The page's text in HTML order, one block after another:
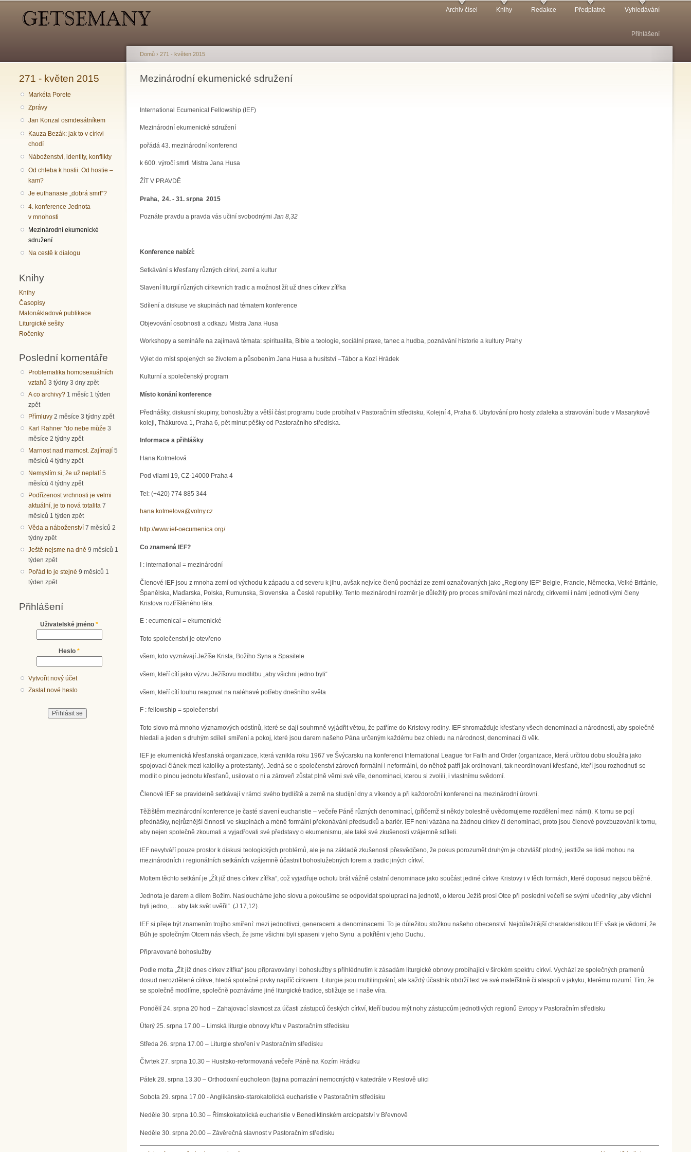
Archiv čísel Knihy Redakce Předplatné Vyhledávání
Přihlášení
271 - květen 2015
Markéta Porete
Zprávy
Jan Konzal osmdesátníkem
Kauza Bezák: jak to v církvi
chodí
Náboženství, identity, konflikty
Od chleba k hostii. Od hostie –
kam?
Je euthanasie „dobrá smrt“?
4. konference Jednota
v mnohosti
Mezinárodní ekumenické
sdružení
Na cestě k dialogu
Knihy
Knihy
Časopisy
Malonákladové publikace
Liturgické sešity
Ročenky
Poslední komentáře
Problematika homosexuálních
vztahů 3 týdny 3 dny zpět
A co archivy? 1 měsíc 1 týden
zpět
Přímluvy 2 měsíce 3 týdny zpět
Karl Rahner "do nebe může 3
měsíce 2 týdny zpět
Marnost nad marnost. Zajímají 5
měsíců 4 týdny zpět
Nemyslím si, že už neplatí 5
měsíců 4 týdny zpět
Podřízenost vrchnosti je velmi
aktuální, je to nová totalita 7
měsíců 1 týden zpět
Věda a náboženství 7 měsíců 2
týdny zpět
Ještě nejsme na dně 9 měsíců 1
týden zpět
Pořád to je stejné 9 měsíců 1
týden zpět
Přihlášení
Uživatelské jméno *
Heslo *
Vytvořit nový účet
Zaslat nové heslo
Jste zde
Domů › 271 - květen 2015
Mezinárodní ekumenické sdružení
International Ecumenical Fellowship (IEF)
Mezinárodní ekumenické sdružení
pořádá 43. mezinárodní konferenci
k 600. výročí smrti Mistra Jana Husa
ŽÍT V PRAVDĚ
Praha, 24. - 31. srpna 2015
Poznáte pravdu a pravda vás učiní svobodnými Jan 8,32
Konference nabízí:
Setkávání s křesťany různých církví, zemí a kultur
Slavení liturgií různých církevních tradic a možnost žít už dnes církev zítřka
Sdílení a diskuse ve skupinách nad tématem konference
Objevování osobnosti a odkazu Mistra Jana Husa
Workshopy a semináře na zajímavá témata: spiritualita, Bible a teologie, sociální praxe, tanec a hudba, poznávání historie a kultury Prahy
Výlet do míst spojených se životem a působením Jana Husa a husitství –Tábor a Kozí Hrádek
Kulturní a společenský program
Místo konání konference
Přednášky, diskusní skupiny, bohoslužby a větší část programu bude probíhat v Pastoračním středisku, Kolejní 4, Praha 6. Ubytování pro hosty zdaleka a stravování bude v Masarykově
koleji, Thákurova 1, Praha 6, pět minut pěšky od Pastoračního střediska.
Informace a přihlášky
Hana Kotmelová
Pod vilami 19, CZ-14000 Praha 4
Tel: (+420) 774 885 344
hana.kotmelova@volny.cz
http://www.ief-oecumenica.org/
Co znamená IEF?
I : international = mezinárodní
Členové IEF jsou z mnoha zemí od východu k západu a od severu k jihu, avšak nejvíce členů pochází ze zemí označovaných jako „Regiony IEF“ Belgie, Francie, Německa, Velké Británie,
Španělska, Maďarska, Polska, Rumunska, Slovenska a České republiky. Tento mezinárodní rozměr je důležitý pro proces smiřování mezi národy, církvemi i námi jednotlivými členy
Kristova roztříštěného těla.
E : ecumenical = ekumenické
Toto společenství je otevřeno
všem, kdo vyznávají Ježíše Krista, Božího Syna a Spasitele
všem, kteří cítí jako výzvu Ježíšovu modlitbu „aby všichni jedno byli“
všem, kteří cítí touhu reagovat na naléhavé potřeby dnešního světa
F : fellowship = společenství
Toto slovo má mnoho významových odstínů, které se dají souhrnně vyjádřit větou, že patříme do Kristovy rodiny. IEF shromažďuje křesťany všech denominací a národností, aby společně
hledali a jeden s druhým sdíleli smíření a pokoj, které jsou darem našeho Pána určeným každému bez ohledu na národnost, denominaci či věk.
IEF je ekumenická křesťanská organizace, která vznikla roku 1967 ve Švýcarsku na konferenci International League for Faith and Order (organizace, která určitou dobu sloužila jako
spojovací článek mezi katolíky a protestanty). Jedná se o společenství zároveň formální i neformální, do něhož patří jak ordinovaní, tak neordinovaní křesťané, kteří jsou rozhodnuti se
modlit o plnou jednotu křesťanů, usilovat o ni a zároveň zůstat plně věrni své víře, denominaci, kterou si zvolili, i vlastnímu svědomí.
Členové IEF se pravidelně setkávají v rámci svého bydliště a země na studijní dny a víkendy a při každoroční konferenci na mezinárodní úrovni.
Těžištěm mezinárodní konference je časté slavení eucharistie – večeře Páně různých denominací, (přičemž si někdy bolestně uvědomujeme rozdělení mezi námi). K tomu se pojí
přednášky, nejrůznější činnosti ve skupinách a méně formální překonávání předsudků a bariér. IEF není vázána na žádnou církev či denominaci, proto jsou členové povzbuzováni k tomu,
aby nejen společně zkoumali a vyjadřovali své představy o ekumenismu, ale také své zkušenosti vzájemně sdíleli.
IEF nevytváří pouze prostor k diskusi teologických problémů, ale je na základě zkušenosti přesvědčeno, že pokus porozumět druhým je obzvlášť plodný, jestliže se lidé mohou na
mezinárodních i regionálních setkáních vzájemně účastnit bohoslužebných forem a tradic jiných církví.
Mottem těchto setkání je „Žít již dnes církev zítřka“, což vyjadřuje ochotu brát vážně ostatní denominace jako součást jediné církve Kristovy i v těch formách, které doposud nejsou běžné.
Jednota je darem a dílem Božím. Nasloucháme jeho slovu a pokoušíme se odpovídat spoluprací na jednotě, o kterou Ježíš prosí Otce při poslední večeři se svými učedníky „aby všichni
byli jedno, … aby tak svět uvěřil“ (J 17,12).
IEF si přeje být znamením trojího smíření: mezi jednotlivci, generacemi a denominacemi. To je důležitou složkou našeho obecenství. Nejdůležitější charakteristikou IEF však je vědomí, že
Bůh je společným Otcem nás všech, že jsme všichni byli spaseni v jeho Synu a pokřtěni v jeho Duchu.
Připravované bohoslužby
Podle motta „Žít již dnes církev zítřka“ jsou připravovány i bohoslužby s přihlédnutím k zásadám liturgické obnovy probíhající v širokém spektru církví. Vychází ze společných pramenů
dosud nerozdělené církve, hledá společné prvky napříč církvemi. Liturgie jsou multilingvální, ale každý účastník obdrží text ve své mateřštině či alespoň v jakyku, kterému rozumí. Tím, že
se společně modlíme, společně poznáváme jiné liturgické tradice, sbližuje se i naše víra.
Pondělí 24. srpna 20 hod – Zahajovací slavnost za účasti zástupců českých církví, kteří budou mýt nohy zástupcům jednotlivých regionů Evropy v Pastoračním středisku
Úterý 25. srpna 17.00 – Limská liturgie obnovy křtu v Pastoračním středisku
Středa 26. srpna 17.00 – Liturgie stvoření v Pastoračním středisku
Čtvrtek 27. srpna 10.30 – Husitsko-reformovaná večeře Páně na Kozím Hrádku
Pátek 28. srpna 13.30 – Orthodoxní eucholeon (tajina pomazání nemocných) v katedrále v Reslově ulici
Sobota 29. srpna 17.00 - Anglikánsko-starokatolická eucharistie v Pastoračním středisku
Neděle 30. srpna 10.30 – Římskokatolická eucharistie v Benediktinském arciopatství v Břevnově
Neděle 30. srpna 20.00 – Závěrečná slavnost v Pastoračním středisku